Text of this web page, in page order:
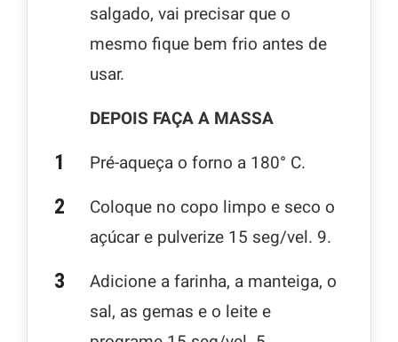
salgado, vai precisar que o
mesmo fique bem frio antes de
usar.
DEPOIS FAÇA A MASSA
Pré-aqueça o forno a 180° C.
Coloque no copo limpo e seco o
açúcar e pulverize 15 seg/vel. 9.
Adicione a farinha, a manteiga, o
sal, as gemas e o leite e